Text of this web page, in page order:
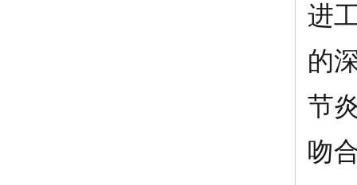
进
的
节
吻